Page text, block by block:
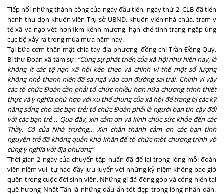
Tiếp nối những thành công của ngày đầu tiên, ngày thứ 2,CLB đã tiến
hành thu dọn khuôn viên Trụ sở UBND, khuôn viên nhà chùa, trạm y
tế xã và nạo vét hơn1km kênh mương, hạn chế tình trạng ngập úng
cục bộ xảy ra trong mùa mưa năm nay.
Tại bữa cơm thân mật chia tay địa phương, đồng chí Trần Đồng Quý,
Bí thư Đoàn xã tâm sự: “Cùng sự phát triển của xã hội như hiện nay, là
không ít các tệ nạn xã hội kéo theo và chính vì thế một số lượng
không nhỏ thanh niên đã sa ngã vào con đường sai trái. Chính vì vậy
các tổ chức Đoàn cần phải tổ chức nhiều hơn nữa chương trình thiết
thực và ý nghĩa phù hợp với xu thế chung của xã hội để trang bị các kỹ
năng sống cho các bạn trẻ; tổ chức Đoàn phải là người bạn tin cậy đối
với các bạn trẻ.. Qua đây, xin cảm ơn và kính chúc sức khỏe đến các
Thầy, Cô của Nhà trường… Xin chân thành cảm ơn các bạn tình
nguyện trẻ đã khôngquảnkhó khăn để tổ chức một chương trình vô
cùngý nghĩavới địa phương”
Thời gian 2 ngày của chuyến tập huấn đã để lại trong lòng mỗi đoàn
viên niềm vui, tự hào đầy lưu luyến với những kỷ niệm không bao giờ
quên trong cuộc đời sinh viên. Những gì đã đóng góp vàcống hiến tại
quê hương Nhật Tân là những dấu ấn tốt đẹp trong lòng nhân dân.